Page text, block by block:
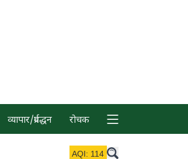
व्यापार/प्रर्वद्धन रोचक
AQI: 114